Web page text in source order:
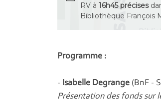
RV à 16h45 précises
Bibliothèque François
Programme :
- Isabelle Degrange (BnF -
Présentation des fonds sur